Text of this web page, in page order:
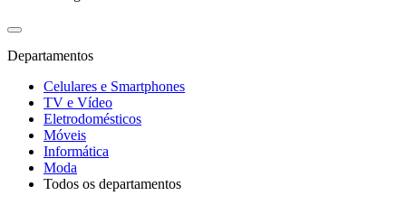
Departamentos
Celulares e Smartphones
TV e Vídeo
Eletrodomésticos
Móveis
Informática
Moda
Todos os departamentos